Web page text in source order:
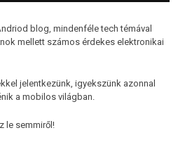
blog, mindenféle tech témával
mellett számos érdekes elektronikai
jelentkezünk, igyekszünk azonnal
a mobilos világban.
le semmiről!